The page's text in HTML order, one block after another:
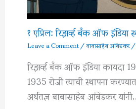
१ एप्रिल: रिझर्व्ह बँक ऑफ इंडिया
Leave a Comment/बाबासाहेब आंबेडकर/
रिझर्व्ह बँक ऑफ इंडिया कायदा
1935 रोजी त्याची स्थापना
अर्थतज्ञ बाबासाहेब आंबेडकर